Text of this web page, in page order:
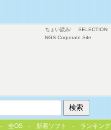
ちょい読み! SELECTION
NGS Corporate Site
全OS 新着ソフト ランキング